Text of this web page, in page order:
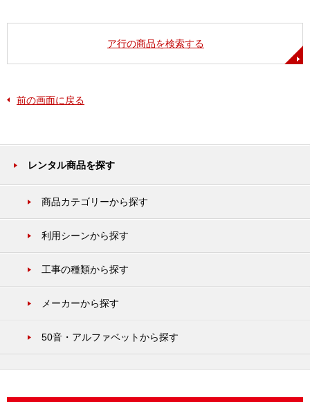
ア行の商品を検索する
前の画面に戻る
レンタル商品を探す
商品カテゴリーから探す
利用シーンから探す
工事の種類から探す
メーカーから探す
50音・アルファベットから探す